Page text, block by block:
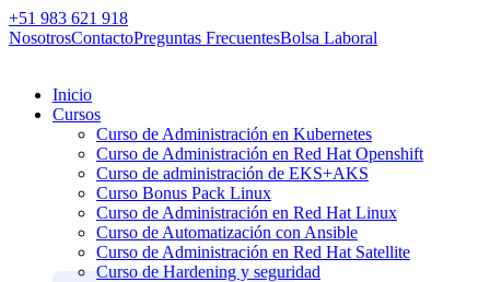
+51 983 621 918
NosotrosContactoPreguntas FrecuentesBolsa Laboral
Inicio
Cursos
Curso de Administración en Kubernetes
Curso de Administración en Red Hat Openshift
Curso de administración de EKS+AKS
Curso Bonus Pack Linux
Curso de Administración en Red Hat Linux
Curso de Automatización con Ansible
Curso de Administración en Red Hat Satellite
Curso de Hardening y seguridad